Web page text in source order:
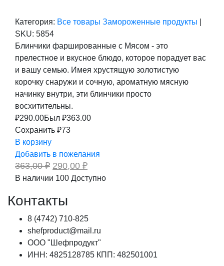
Категория: Все товары Замороженные продукты
SKU: 5854
Блинчики фаршированные с Мясом - это
прелестное и вкусное блюдо, которое порадует вас
и вашу семью. Имея хрустящую золотистую
корочку снаружи и сочную, ароматную мясную
начинку внутри, эти блинчики просто
восхитительны.
₽290.00Был ₽363.00
Сохранить ₽73
В корзину
Добавить в пожелания
363,00₽ Первоначальная
цена
составляла
290,00 ₽Текущая
цена:
290,00 ₽.
В наличии 100 Доступно
Контакты
8 (4742) 710-825
shefproduct@mail.ru
ООО "Шефпродукт"
ИНН: 4825128785 КПП: 482501001